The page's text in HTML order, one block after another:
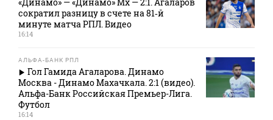
сократил разницу в счете на 81‑й
минуте матча РПЛ. Видео
16:14
АЛЬФА-БАНК РПЛ
Гол Гамида Агаларова. Динамо
Москва - Динамо Махачкала. 2:1 (видео).
Альфа-Банк Российская Премьер-Лига.
Футбол
16:14